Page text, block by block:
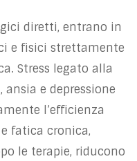
diretti, entrano in
e fisici strettamente
Stress legato alla
e depressione
l’efficienza
fatica cronica,
le terapie, riducono